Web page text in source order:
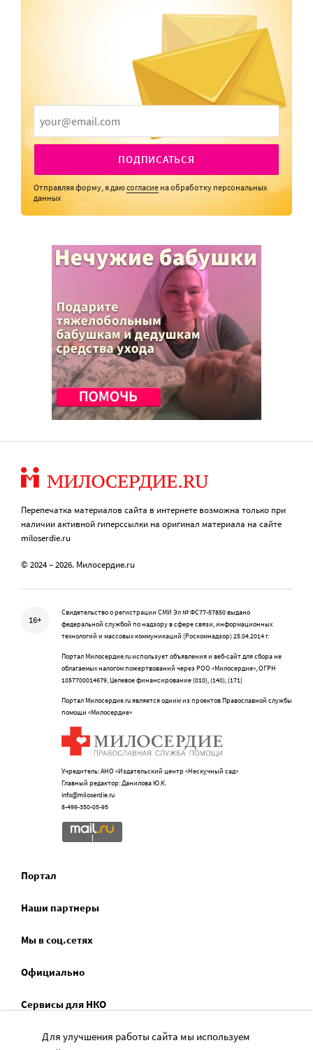
ПОДПИСАТЬСЯ
Отправляя форму, я даюсогласие на обработку персональных
данных
Перепечатка материалов сайта в интернете возможна только при
наличии активной гиперссылки на оригинал материала на сайте
miloserdie.ru
© 2024 – 2026. Милосердие.ru
16+
Свидетельство о регистрации СМИ Эл № ФС77-57850 выдано
федеральной службой по надзору в сфере связи, информационных
технологий и массовых коммуникаций (Роскомнадзор) 25.04.2014 г.
Портал Милосердие.ru использует объявления и веб-сайт для сбора не
облагаемых налогом пожертвований через РОО «Милосердие», ОГРН
1057700014679, Целевое финансирование (010), (140), (171)
Портал Милосердие.ru является одним из проектов Православной службы
помощи «Милосердие»
Учредитель: АНО «Издательский центр «Нескучный сад»
Главный редактор: Данилова Ю.К.
info@miloserdie.ru
8-499-350-05-95
Портал
Наши партнеры
Мы в соц.сетях
Официально
Сервисы для НКО
Спецпроекты
Для улучшения работы сайта мы используем